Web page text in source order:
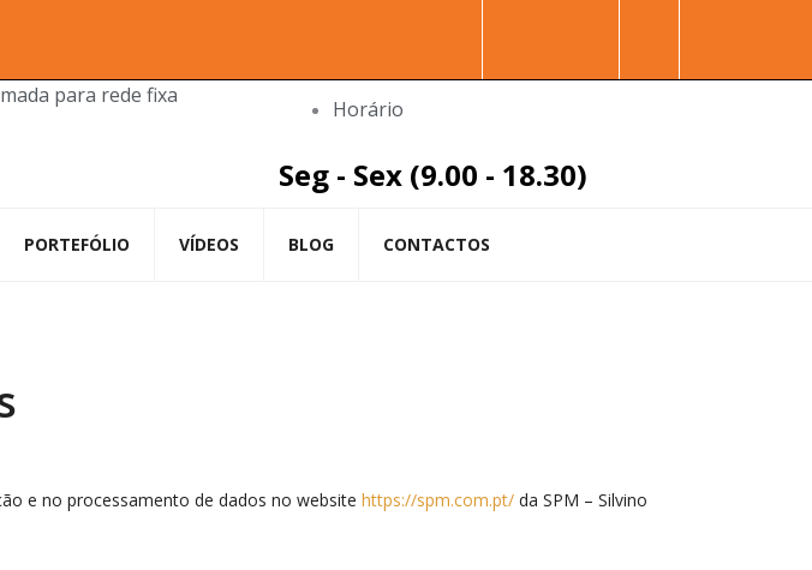
f in
para rede fixa
Horário
Seg - Sex (9.00 - 18.30)
PORTEFÓLIO VÍDEOS BLOG CONTACTOS
e no processamento de dados no website https://spm.com.pt/ da SPM – Silvino